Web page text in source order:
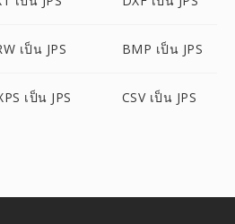
เป็น JPS BMP เป็น JPS
เป็น JPS CSV เป็น JPS